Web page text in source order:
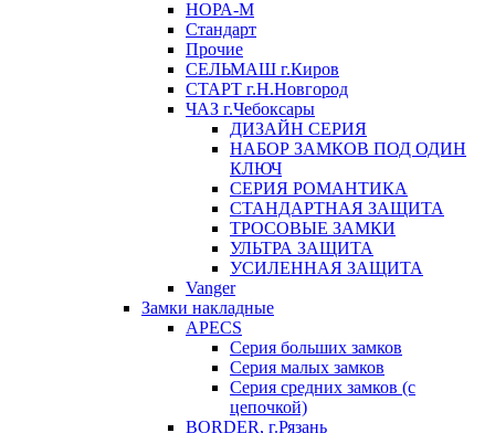
НОРА-М
Стандарт
Прочие
СЕЛЬМАШ г.Киров
СТАРТ г.Н.Новгород
ЧАЗ г.Чебоксары
ДИЗАЙН СЕРИЯ
НАБОР ЗАМКОВ ПОД ОДИН
КЛЮЧ
СЕРИЯ РОМАНТИКА
СТАНДАРТНАЯ ЗАЩИТА
ТРОСОВЫЕ ЗАМКИ
УЛЬТРА ЗАЩИТА
УСИЛЕННАЯ ЗАЩИТА
Vanger
Замки накладные
APECS
Серия больших замков
Серия малых замков
Серия средних замков (с
цепочкой)
BORDER, г.Рязань